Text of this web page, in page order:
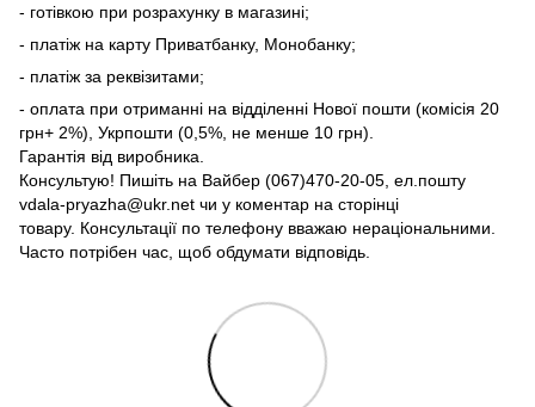
- готівкою при розрахунку в магазині;
- платіж на карту Приватбанку, Монобанку;
- платіж за реквізитами;
- оплата при отриманні на відділенні Нової пошти (комісія 20
грн+ 2%), Укрпошти (0,5%, не менше 10 грн).
Гарантія від виробника.
Консультую! Пишіть на Вайбер (067)470-20-05, ел.пошту
vdala-pryazha@ukr.net чи у коментар на сторінці
товару. Консультації по телефону вважаю нераціональними.
Часто потрібен час, щоб обдумати відповідь.